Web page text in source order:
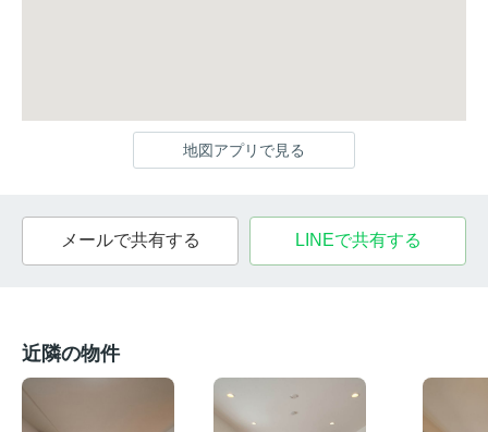
地図アプリで見る
メールで共有する LINEで共有する
近隣の物件